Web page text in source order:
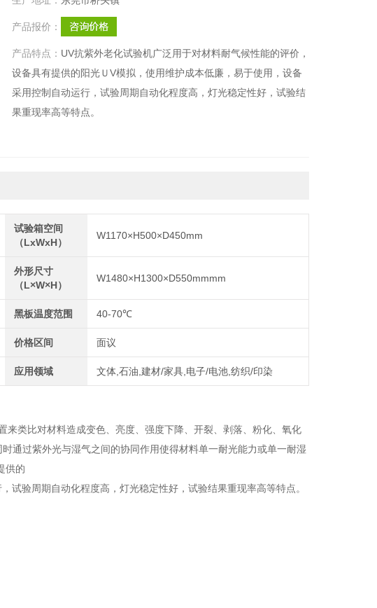
产品报价：
产品特点： UV抗紫外老化试验机广泛用于对材料耐气候性能的评价，
设备具有提供的阳光ＵV模拟，使用维护成本低廉，易于使用，设备
采用控制自动运行，试验周期自动化程度高，灯光稳定性好，试验结
果重现率高等特点。
试验箱空间
（LxWxH）
W1170×H500×D450mm
外形尺寸
（L×W×H）
W1480×H1300×D550mmmm
黑板温度范围 40-70℃
价格区间 面议
应用领域 文体,石油,建材/家具,电子/电池,纺织/印染
来类比对材料造成变色、亮度、强度下降、开裂、剥落、粉化、氧化
通过紫外光与湿气之间的协同作用使得材料单一耐光能力或单一耐湿
供的
试验周期自动化程度高，灯光稳定性好，试验结果重现率高等特点。